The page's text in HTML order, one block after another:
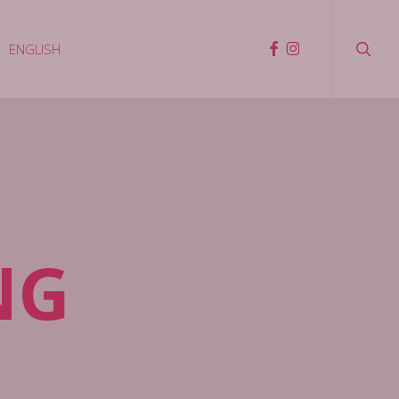
ENGLISH facebook
instagram